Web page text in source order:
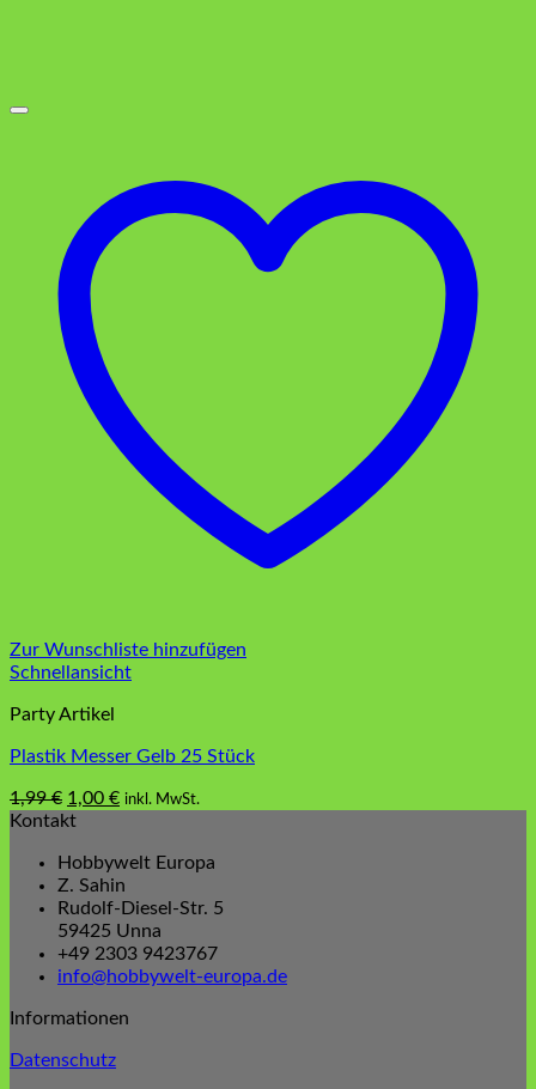
Zur Wunschliste hinzufügen
Schnellansicht
Party Artikel
Plastik Messer Gelb 25 Stück
1,99€ Ursprünglicher
Preis
1,99 €
1,00 €Aktueller
1,00 €.
inkl. MwSt.
Kontakt
Hobbywelt Europa
Z. Sahin
Rudolf-Diesel-Str. 5
59425 Unna
+49 2303 9423767
info@hobbywelt-europa.de
Informationen
Datenschutz